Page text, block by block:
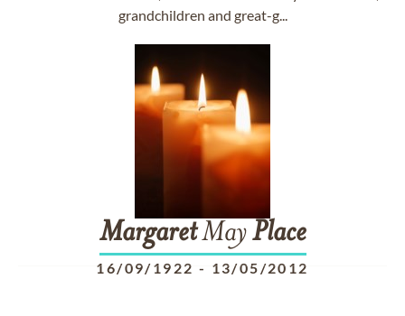
grandchildren and great-g...
MargaretMayPlace
16/09/1922 - 13/05/2012